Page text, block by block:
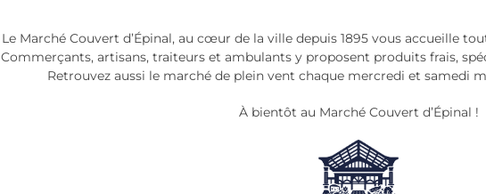
Le Marché Couvert d’Épinal, au cœur de la ville depuis 1895 vous accueille
Commerçants, artisans, traiteurs et ambulants y proposent produits frais,
Retrouvez aussi le marché de plein vent chaque mercredi et samedi
À bientôt au Marché Couvert d’Épinal !